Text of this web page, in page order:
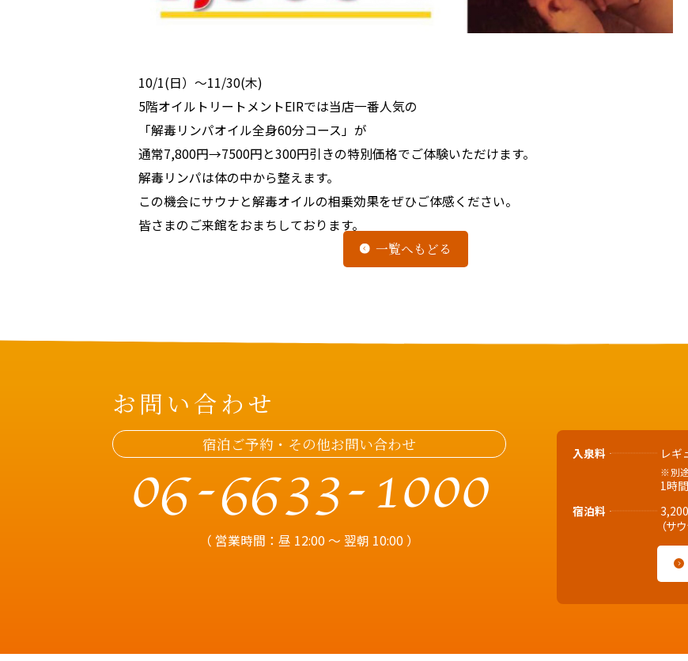
10/1(日）～11/30(木)
5階オイルトリートメントEIRでは当店一番人気の
「解毒リンパオイル全身60分コース」が
通常7,800円→7500円と300円引きの特別価格でご体験いただけます。
解毒リンパは体の中から整えます。
この機会にサウナと解毒オイルの相乗効果をぜひご体感ください。
皆さまのご来館をおまちしております。
一覧へもどる
お問い合わせ
宿泊ご予約・その他お問い合わせ
06-6633-1000
（ 営業時間：昼 12:00 ～ 翌朝 10:00 ）
入泉料 レ
別
1時
宿泊料
（サ